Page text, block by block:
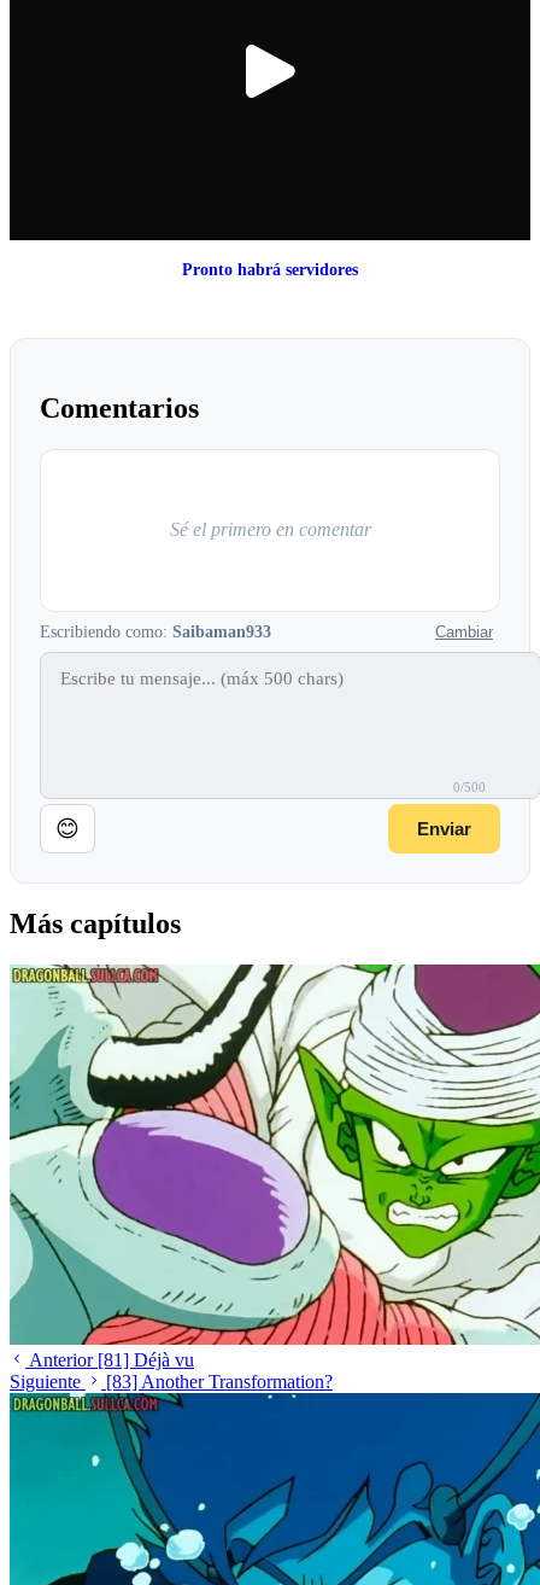
Pronto habrá servidores
Comentarios
Sé el primero en comentar
Escribiendo como: Saibaman933 Cambiar
0/500
😊 Enviar
Más capítulos
Anterior [81] Déjà vu
Siguiente
[83] Another Transformation?